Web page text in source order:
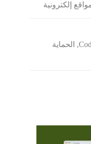
إلكترونية
, الحماية